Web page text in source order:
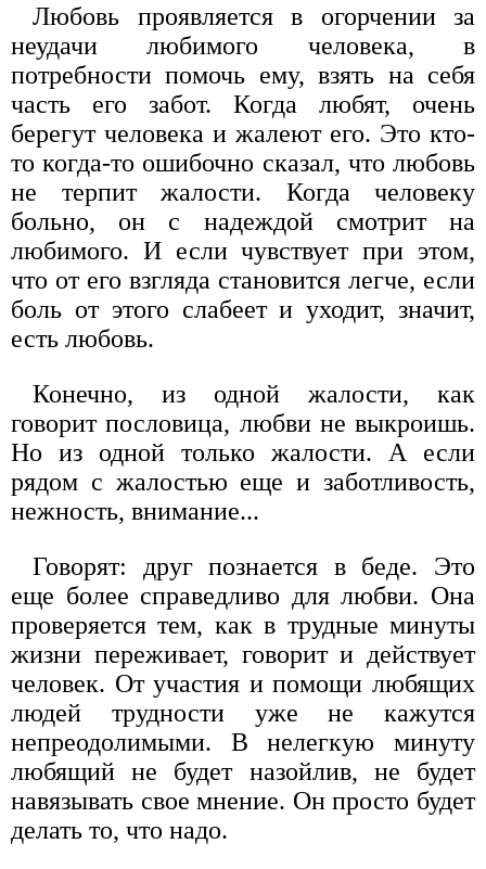
Любовь проявляется в огорчении за
неудачи любимого человека, в
потребности помочь ему, взять на себя
часть его забот. Когда любят, очень
берегут человека и жалеют его. Это кто-
то когда-то ошибочно сказал, что любовь
не терпит жалости. Когда человеку
больно, он с надеждой смотрит на
любимого. И если чувствует при этом,
что от его взгляда становится легче, если
боль от этого слабеет и уходит, значит,
есть любовь.
Конечно, из одной жалости, как
говорит пословица, любви не выкроишь.
Но из одной только жалости. А если
рядом с жалостью еще и заботливость,
нежность, внимание...
Говорят: друг познается в беде. Это
еще более справедливо для любви. Она
проверяется тем, как в трудные минуты
жизни переживает, говорит и действует
человек. От участия и помощи любящих
людей трудности уже не кажутся
непреодолимыми. В нелегкую минуту
любящий не будет назойлив, не будет
навязывать свое мнение. Он просто будет
делать то, что надо.